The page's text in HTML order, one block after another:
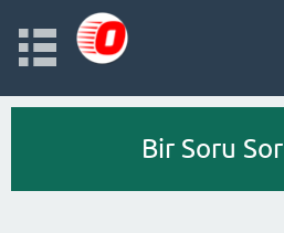
Bir Soru Sor